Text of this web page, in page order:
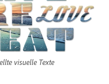
visuelle Texte